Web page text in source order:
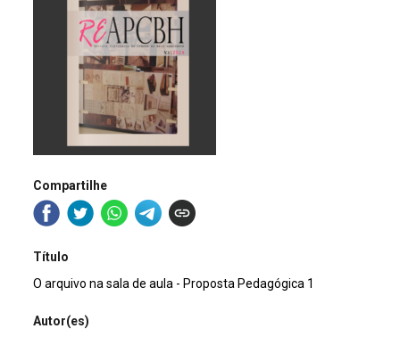
Compartilhe
Título
O arquivo na sala de aula - Proposta Pedagógica 1
Autor(es)